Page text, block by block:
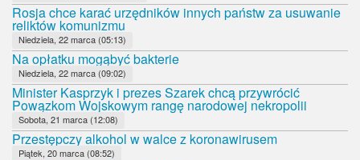
Rosja chce karać urzędników innych państw za usuwanie
reliktów komunizmu
Niedziela, 22 marca (05:13)
Na opłatku mogąbyć bakterie
Niedziela, 22 marca (09:02)
Minister Kasprzyk i prezes Szarek chcą przywrócić
Powązkom Wojskowym rangę narodowej nekropolii
Sobota, 21 marca (12:08)
Przestępczy alkohol w walce z koronawirusem
Piątek, 20 marca (08:52)